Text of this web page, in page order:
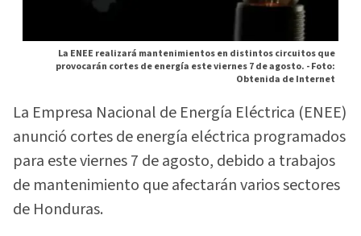
La ENEE realizará mantenimientos en distintos circuitos que
provocarán cortes de energía este viernes 7 de agosto. -Foto:
Obtenida de Internet
La Empresa Nacional de Energía Eléctrica (ENEE)
anunció cortes de energía eléctrica programados
para este viernes 7 de agosto, debido a trabajos
de mantenimiento que afectarán varios sectores
de Honduras.